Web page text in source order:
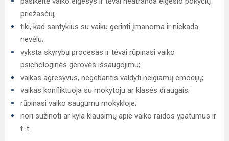
priežasčių;
tiki, kad santykius su vaiku gerinti įmanoma ir niekada
nevėlu;
vyksta skyrybų procesas ir tėvai rūpinasi vaiko
psichologinės gerovės išsaugojimu;
vaikas agresyvus, negebantis valdyti neigiamų emocijų;
vaikas konfliktuoja su mokytoju ar klasės draugais;
rūpinasi vaiko saugumu mokykloje;
nori sužinoti ar kyla klausimų apie vaiko raidos ypatumus ir
t. t.